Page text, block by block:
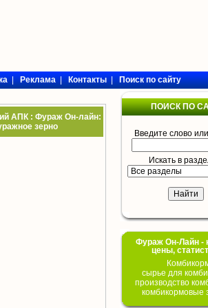
|Реклама|Контакты|Поиск по сайту
АПК : Фураж Он-лайн:
зерно
ПОИСК ПО
Введите слово
Искать в
Фураж Он-Лайн -
цены,
сырье для
производство
комбикормовые